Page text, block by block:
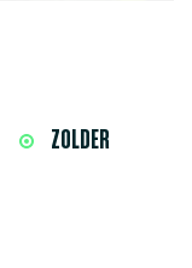
ZOLDER